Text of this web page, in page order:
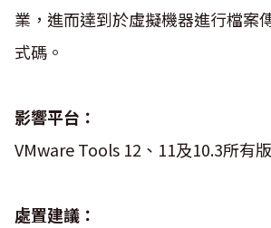
業，進而達到於虛擬機器進行檔案
式碼。
影響平台：
VMware Tools 12、11及10.3所有
處置建議：